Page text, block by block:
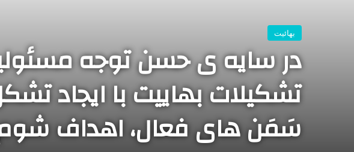
بهائیت
در سایه ی حسن توجه
تشکیلات بهاییت با ایجاد
سَمَن های فعال، اهداف شوم